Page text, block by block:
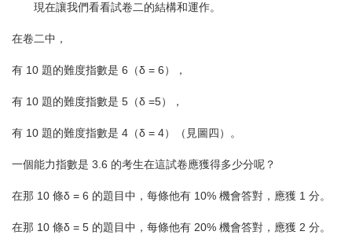
現在讓我們看看試卷二的結構和運作。
在卷二中，
有 10 題的難度指數是 6（δ = 6），
有 10 題的難度指數是 5（δ =5），
有 10 題的難度指數是 4（δ = 4）（見圖四）。
一個能力指數是 3.6 的考生在這試卷應獲得多少分呢？
在那 10 條δ = 6 的題目中，每條他有 10% 機會答對，應獲 1 分。
在那 10 條δ = 5 的題目中，每條他有 20% 機會答對，應獲 2 分。